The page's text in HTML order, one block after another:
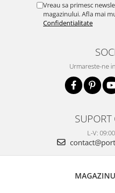
Vreau sa primesc
magazinului. Afla mai
Confidentialitate
Urmareste-ne
SUPORT
L-V: